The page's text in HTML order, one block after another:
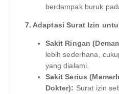
berdampak buruk
7. Adaptasi Surat Izin
Sakit Ringan
lebih sederhana,
yang dialami.
Sakit Serius
Dokter): Surat izin